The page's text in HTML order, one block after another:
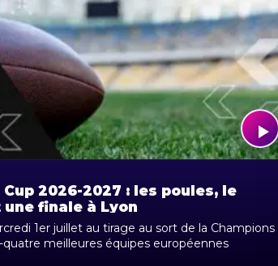
2026-2027 : les poules, le
finale à Lyon
1er juillet au tirage au sort de la Champions
quatre meilleures équipes européennes